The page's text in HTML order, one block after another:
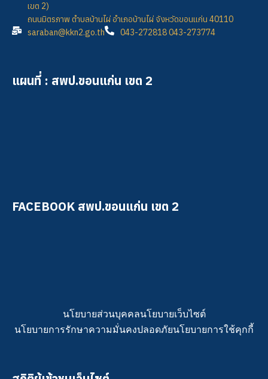
เขต 2)
ถนนมิตรภาพ ตำบลบ้านไผ่ อำเภอบ้านไผ่ จังหวัดขอนแก่น 40110
saraban@kkn2.go.th
043-272818 043-273774
แผนที่ : สพป.ขอนแก่น เขต 2
FACEBOOK สพป.ขอนแก่น เขต 2
นโยบายส่วนบุคคลนโยบายเว็บไซต์
นโยบายการรักษาความมั่นคงปลอดภัยนโยบายการใช้คุกกี้